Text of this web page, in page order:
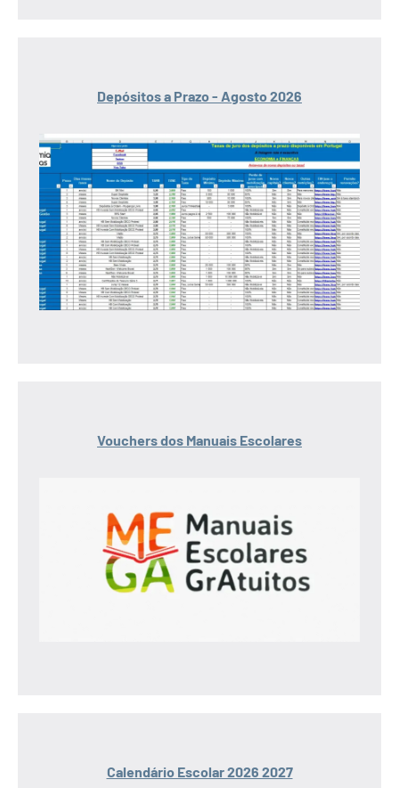
Depósitos a Prazo - Agosto 2026
Vouchers dos Manuais Escolares
Calendário Escolar 2026 2027